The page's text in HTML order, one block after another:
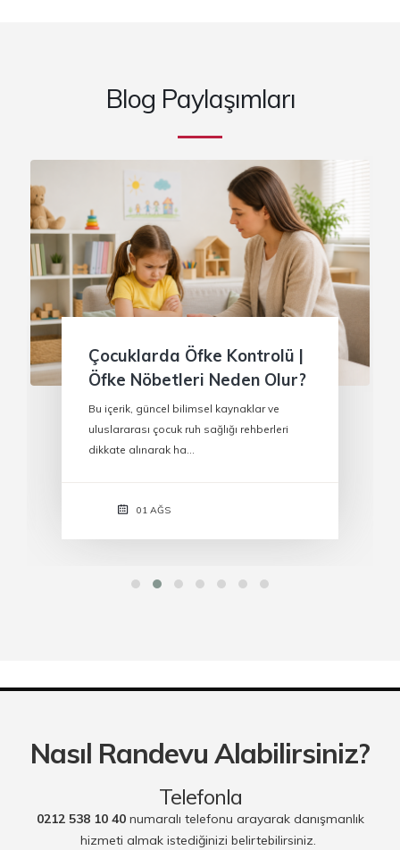
Blog Paylaşımları
Çocuklarda Öfke Kontrolü |
Öfke Nöbetleri Neden Olur?
Bu içerik, güncel bilimsel kaynaklar ve
uluslararası çocuk ruh sağlığı rehberleri
dikkate alınarak ha…
01 AĞS
Nasıl Randevu Alabilirsiniz?
Telefonla
0212 538 10 40numaralı telefonu arayarak danışmanlık
hizmeti almak istediğinizi belirtebilirsiniz.